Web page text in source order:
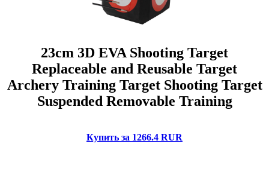
23cm 3D EVA Shooting Target
Replaceable and Reusable Target
Archery Training Target Shooting Target
Suspended Removable Training
Купить за 1266.4 RUR